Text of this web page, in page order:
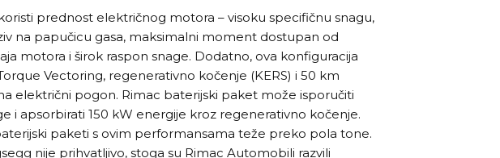
prednost električnog motora – visoku specifičnu snagu,
na papučicu gasa, maksimalni moment dostupan od
motora i širok raspon snage. Dodatno, ova konfiguracija
Vectoring, regenerativno kočenje (KERS) i 50 km
električni pogon. Rimac baterijski paket može isporučiti
i apsorbirati 150 kW energije kroz regenerativno kočenje.
paketi s ovim performansama teže preko pola tone.
nije prihvatljivo, stoga su Rimac Automobili razvili